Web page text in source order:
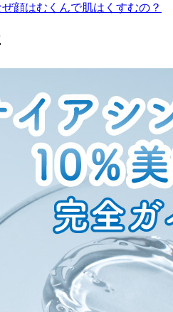
顔はむくんで肌はくすむの？